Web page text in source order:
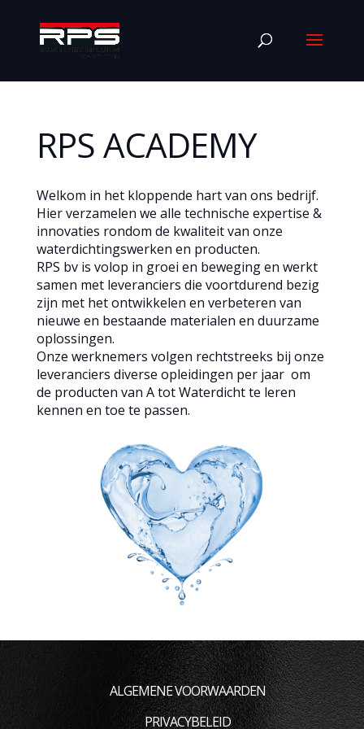
RPS ACADEMY
Welkom in het kloppende hart van ons bedrijf.
Hier verzamelen we alle technische expertise &
innovaties rondom de kwaliteit van onze
waterdichtingswerken en producten.
RPS bv is volop in groei en beweging en werkt
samen met leveranciers die voortdurend bezig
zijn met het ontwikkelen en verbeteren van
nieuwe en bestaande materialen en duurzame
oplossingen.
Onze werknemers volgen rechtstreeks bij onze
leveranciers diverse opleidingen per jaar om
de producten van A tot Waterdicht te leren
kennen en toe te passen.
ALGEMENE VOORWAARDEN
PRIVACYBELEID